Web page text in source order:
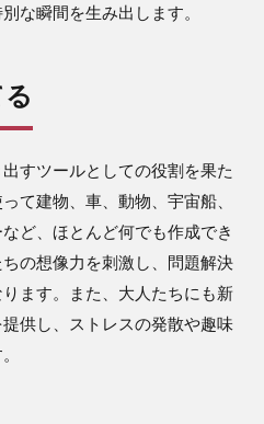
な瞬間を生み出します。
すツールとしての役割を果た
て建物、車、動物、宇宙船、
ど、ほとんど何でも作成でき
の想像力を刺激し、問題解決
ます。また、大人たちにも新
供し、ストレスの発散や趣味